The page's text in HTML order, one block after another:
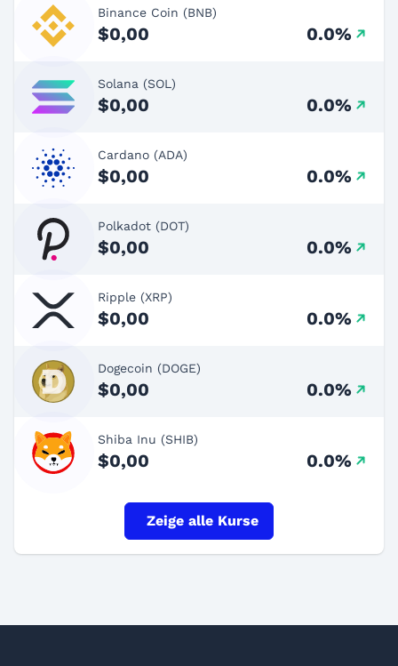
Binance Coin (BNB)
$0,00 0.0%
Solana (SOL)
$0,00 0.0%
Cardano (ADA)
$0,00 0.0%
Polkadot (DOT)
$0,00 0.0%
Ripple (XRP)
$0,00 0.0%
Dogecoin (DOGE)
$0,00 0.0%
Shiba Inu (SHIB)
$0,00 0.0%
Zeige alle Kurse